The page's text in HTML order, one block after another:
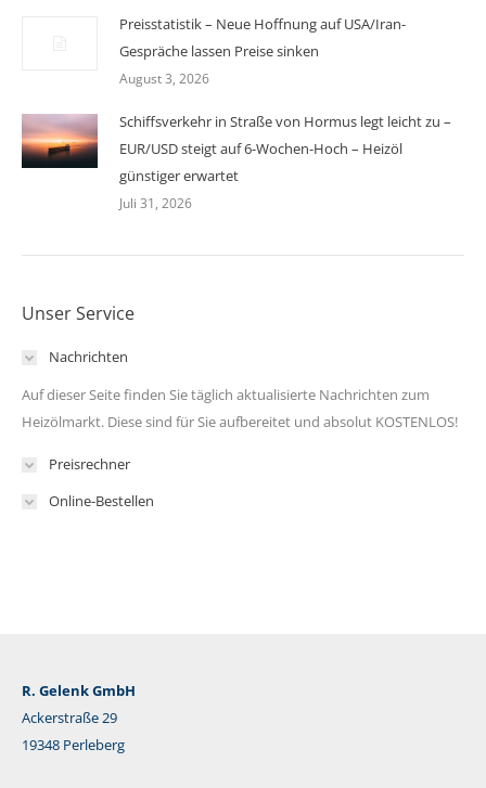
Preisstatistik – Neue Hoffnung auf USA/Iran-
Gespräche lassen Preise sinken
August 3, 2026
Schiffsverkehr in Straße von Hormus legt leicht zu –
EUR/USD steigt auf 6-Wochen-Hoch – Heizöl
günstiger erwartet
Juli 31, 2026
Unser Service
Nachrichten
Auf dieser Seite finden Sie täglich aktualisierte Nachrichten zum
Heizölmarkt. Diese sind für Sie aufbereitet und absolut KOSTENLOS!
Preisrechner
Online-Bestellen
R. Gelenk GmbH
Ackerstraße 29
19348 Perleberg